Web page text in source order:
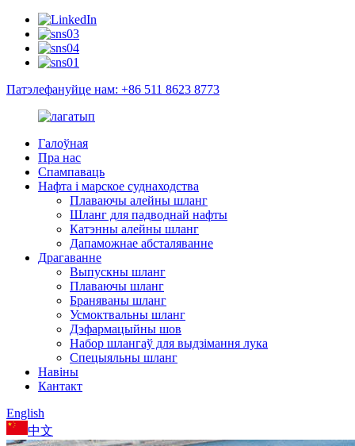
Патэлефануйце нам: +86 511 8623 8773
Галоўная
Пра нас
Спампаваць
Нафта і марское суднаходства
Плаваючы алейны шланг
Шланг для падводнай нафты
Катэнны алейны шланг
Дапаможнае абсталяванне
Драгаванне
Выпускны шланг
Плаваючы шланг
Браняваны шланг
Усмоктвальны шланг
Дэфармацыйны шов
Набор шлангаў для выдзімання лука
Спецыяльны шланг
Навіны
Кантакт
English
中文